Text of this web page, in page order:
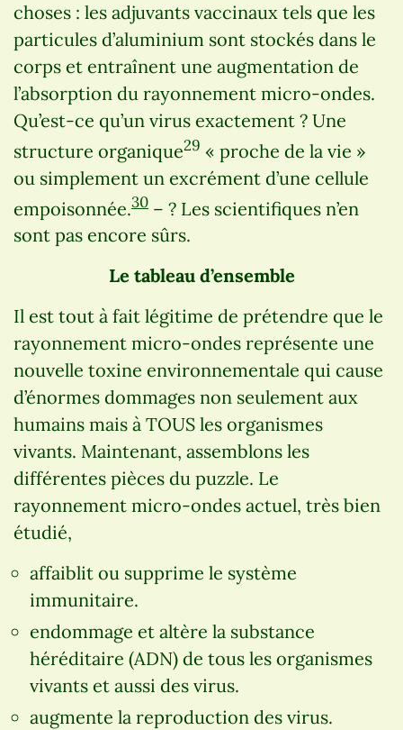
choses : les adjuvants vaccinaux tels que les
particules d’aluminium sont stockés dans le
corps et entraînent une augmentation de
l’absorption du rayonnement micro-ondes.
Qu’est-ce qu’un virus exactement ? Une
structure organique29 « proche de la vie »
ou simplement un excrément d’une cellule
empoisonnée.30 – ? Les scientifiques n’en
sont pas encore sûrs.
Le tableau d’ensemble
Il est tout à fait légitime de prétendre que le
rayonnement micro-ondes représente une
nouvelle toxine environnementale qui cause
d’énormes dommages non seulement aux
humains mais à TOUS les organismes
vivants. Maintenant, assemblons les
différentes pièces du puzzle. Le
rayonnement micro-ondes actuel, très bien
étudié,
affaiblit ou supprime le système
immunitaire.
endommage et altère la substance
héréditaire (ADN) de tous les organismes
vivants et aussi des virus.
augmente la reproduction des virus.